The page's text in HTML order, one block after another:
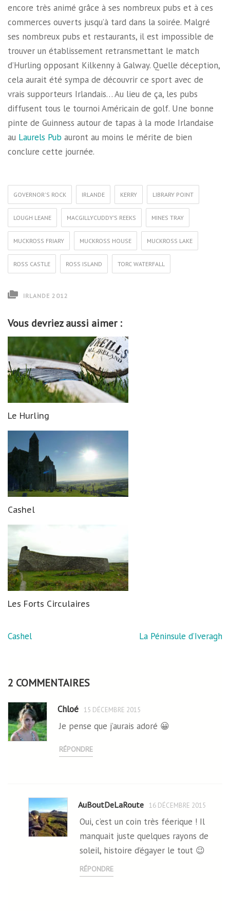
encore très animé grâce à ses nombreux pubs et à ces
commerces ouverts jusqu’à tard dans la soirée. Malgré
ses nombreux pubs et restaurants, il est impossible de
trouver un établissement retransmettant le match
d’Hurling opposant Kilkenny à Galway. Quelle déception,
cela aurait été sympa de découvrir ce sport avec de
vrais supporteurs Irlandais… Au lieu de ça, les pubs
diffusent tous le tournoi Américain de golf. Une bonne
pinte de Guinness autour de tapas à la mode Irlandaise
au Laurels Pub auront au moins le mérite de bien
conclure cette journée.
GOVERNOR'S ROCK IRLANDE KERRY LIBRARY POINT
LOUGH LEANE MACGILLYCUDDY’S REEKS MINES TRAY
MUCKROSS FRIARY MUCKROSS HOUSE MUCKROSS LAKE
ROSS CASTLE ROSS ISLAND TORC WATERFALL
IRLANDE 2012
Vous devriez aussi aimer :
Le Hurling
Cashel
Les Forts Circulaires
Navigation
Cashel La Péninsule d’Iveragh
2 COMMENTAIRES
Chloé 15 DÉCEMBRE 2015
Je pense que j’aurais adoré 😀
RÉPONDRE
AuBoutDeLaRoute 16 DÉCEMBRE 2015
Oui, c’est un coin très féerique ! Il
manquait juste quelques rayons de
soleil, histoire d’égayer le tout 😉
RÉPONDRE